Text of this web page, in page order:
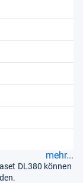
mehr...
DL380 können